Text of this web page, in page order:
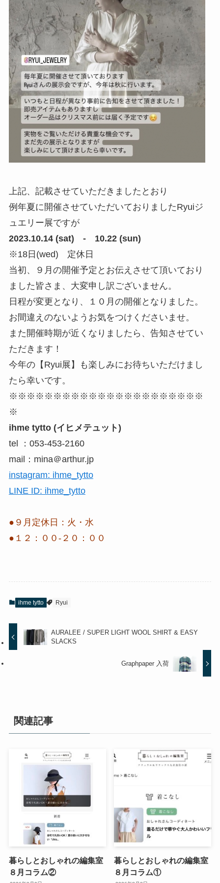
上記、記載させていただきましたとおり
例年夏に開催させていただいておりましたRyuiジ
ュエリー展ですが
2023.10.14 (sat) - 10.22 (sun)
※18日(wed) 定休日
当初、９月の開催予定とお伝えさせて頂いており
ました皆さま、大変申し訳ございません。
日程が変更となり、１０月の開催となりました。
お間違えのないようお気をつけくださいませ。
また開催時期が近くなりましたら、告知させてい
ただきます！
今年の【Ryui展】も楽しみにお待ちいただけまし
たら幸いです。
※※※※※※※※※※※※※※※※※※※※※※
※
ihme tytto (イヒメテュット)
tel ：053-453-2160
mail：mina＠arthur.jp
instagram: ihme_tytto
LINE ID: ihme_tytto
●９月定休日：火・水
●１２：００-２０：００
ihme tytto Ryui
AURALEE / SUPER LIGHT WOOL SHIRT & EASY
SLACKS
Graphpaper 入荷
関連記事
暮らしとおしゃれの編集室
８月コラム②
暮らしとおしゃれの編集室
８月コラム①